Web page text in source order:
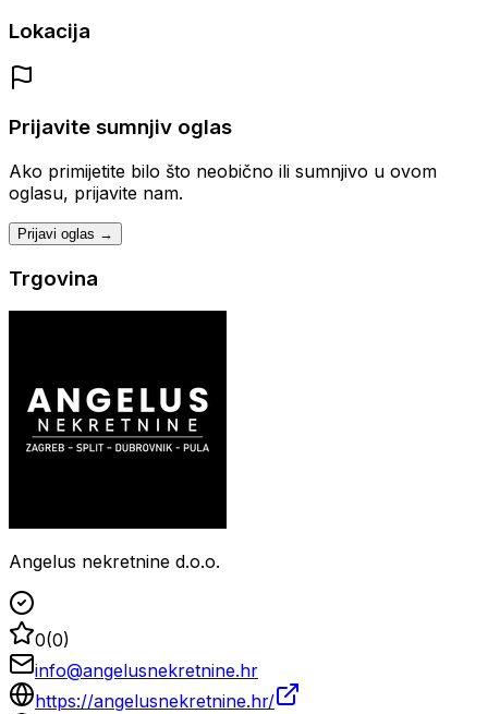
Lokacija
Prijavite sumnjiv oglas
Ako primijetite bilo što neobično ili sumnjivo u ovom
oglasu, prijavite nam.
Prijavi oglas →
Trgovina
Angelus nekretnine d.o.o.
0(0)
info@angelusnekretnine.hr
https://angelusnekretnine.hr/